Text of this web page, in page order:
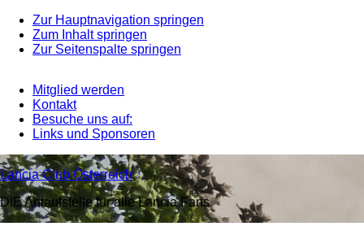
Zur Hauptnavigation springen
Zum Inhalt springen
Zur Seitenspalte springen
Mitglied werden
Kontakt
Besuche uns auf:
Links und Sponsoren
Lancia Club Österreich
DIE Anlaufstelle für alle Lancia Fans